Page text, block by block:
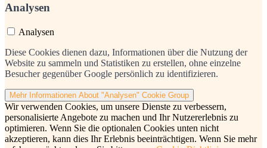
Analysen
Analysen
Diese Cookies dienen dazu, Informationen über die Nutzung der
Website zu sammeln und Statistiken zu erstellen, ohne einzelne
Besucher gegenüber Google persönlich zu identifizieren.
Mehr Informationen About "Analysen" Cookie Group
Wir verwenden Cookies, um unsere Dienste zu verbessern,
personalisierte Angebote zu machen und Ihr Nutzererlebnis zu
optimieren. Wenn Sie die optionalen Cookies unten nicht
akzeptieren, kann dies Ihr Erlebnis beeinträchtigen. Wenn Sie mehr